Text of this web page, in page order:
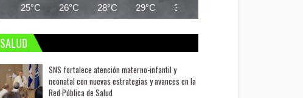
25°C 26°C 28°C 29°C 30°C
SALUD
SNS fortalece atención materno-infantil y
neonatal con nuevas estrategias y avances en la
Red Pública de Salud